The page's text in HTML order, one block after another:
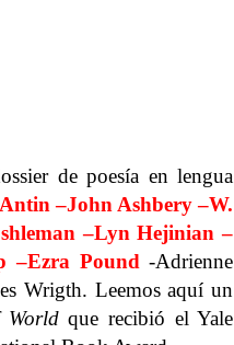
de poesía en lengua
–John Ashbery–W.
–Lyn Hejinian –
–Ezra Pound -Adrienne
Wrigth. Leemos aquí un
Worldque recibió el Yale